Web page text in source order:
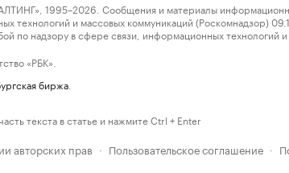
1995–2026. Сообщения и материалы
технологий и массовых коммуникаций (Роскомнадзор)
по надзору в сфере связи, информационных
«РБК».
биржа
текста в статье и нажмите Ctrl + Enter
авторских прав · Пользовательское соглашение ·